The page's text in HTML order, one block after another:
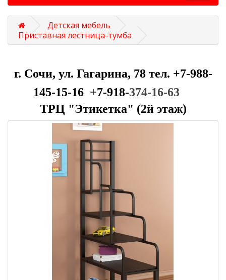
Детская мебель
Приставная лестница-тумба
г. Сочи, ул. Гагарина, 78 тел. +7-988-
145-15-16 +7-918-374-16-63
ТРЦ "Этикетка" (2й этаж)